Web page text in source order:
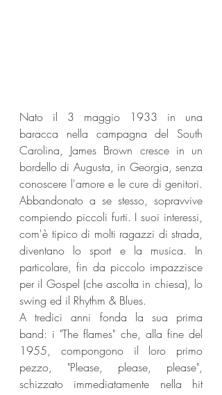
Nato il 3 maggio 1933 in una
baracca nella campagna del South
Carolina, James Brown cresce in un
bordello di Augusta, in Georgia, senza
conoscere l'amore e le cure di genitori.
Abbandonato a se stesso, sopravvive
compiendo piccoli furti. I suoi interessi,
com'è tipico di molti ragazzi di strada,
diventano lo sport e la musica. In
particolare, fin da piccolo impazzisce
per il Gospel (che ascolta in chiesa), lo
swing ed il Rhythm & Blues.
A tredici anni fonda la sua prima
band: i "The flames" che, alla fine del
1955, compongono il loro primo
pezzo, "Please, please, please",
schizzato immediatamente nella hit